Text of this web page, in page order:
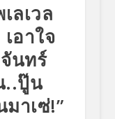
ลเวล
อาใจ
นทร์
..ปู๊น
มาเซ่!”